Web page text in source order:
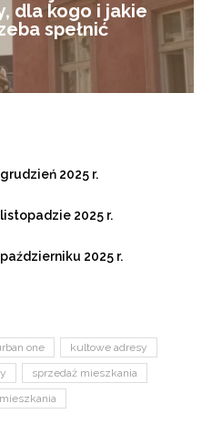
dla kogo i jakie
spełnić
2025 r.
2025 r.
2025 r.
one
kultowe adresy
sprzedaż mieszkania